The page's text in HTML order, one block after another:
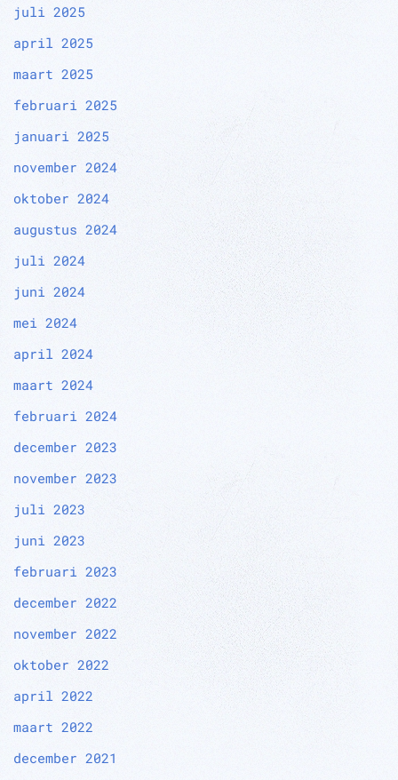
juli 2025
april 2025
maart 2025
februari 2025
januari 2025
november 2024
oktober 2024
augustus 2024
juli 2024
juni 2024
mei 2024
april 2024
maart 2024
februari 2024
december 2023
november 2023
juli 2023
juni 2023
februari 2023
december 2022
november 2022
oktober 2022
april 2022
maart 2022
december 2021